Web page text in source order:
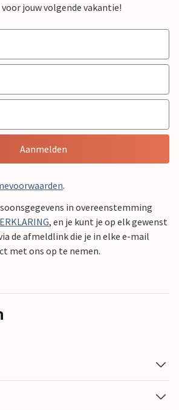
voor jouw volgende vakantie!
Aanmelden
.
in overeenstemming
, en je kunt je op elk gewenst
de afmeldlink die je in elke e-mail
met ons op te nemen.